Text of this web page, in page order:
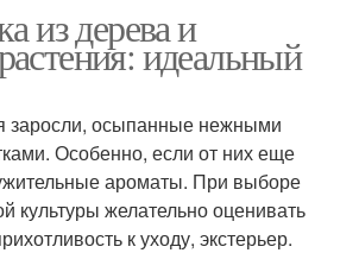
Арки для дачи
арка Еревянная арка
из дерева и
идеальный
заросли, осыпанные нежными
Особенно, если от них еще
ароматы. При выборе
культуры желательно оценивать
к уходу, экстерьер.